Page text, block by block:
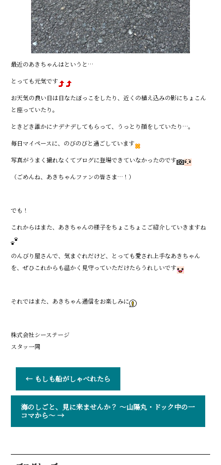
最近のあきちゃんはというと…
とっても元気です
お天気の良い日は日なたぼっこをしたり、近くの植え込みの影にちょこん
と座っていたり。
ときどき誰かにナデナデしてもらって、うっとり顔をしていたり…。
毎日マイペースに、のびのびと過ごしています
写真がうまく撮れなくてブログに登場できていなかったのです
（ごめんね、あきちゃんファンの皆さま…！）
でも！
これからはまた、あきちゃんの様子をちょこちょこご紹介していきますね
のんびり屋さんで、気まぐれだけど、とっても愛され上手なあきちゃん
を、ぜひこれからも温かく見守っていただけたらうれしいです
それではまた、あきちゃん通信をお楽しみに
株式会社シーステージ
スタッ一同
← もしも船がしゃべれたら
海のしごと、見に来ませんか？ 〜山陽丸・ドック中の一
コマから〜→